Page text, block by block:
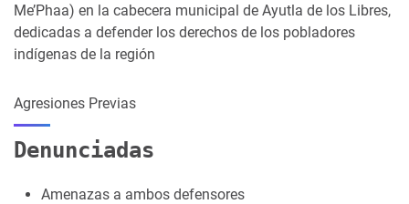
Me’Phaa) en la cabecera municipal de Ayutla de los Libres,
dedicadas a defender los derechos de los pobladores
indígenas de la región
Agresiones Previas
Denunciadas
Amenazas a ambos defensores